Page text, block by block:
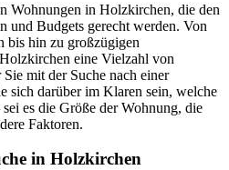
Wohnungen in Holzkirchen, die den
und Budgets gerecht werden. Von
bis hin zu großzügigen
eine Vielzahl von
mit der Suche nach einer
sich darüber im Klaren sein, welche
es die Größe der Wohnung, die
Faktoren.
in Holzkirchen